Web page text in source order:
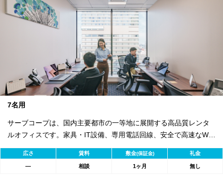
7名用
サーブコープは、国内主要都市の一等地に展開する高品質レンタ
ルオフィスです。家具・IT設備、専用電話回線、安全で高速なWi-
Fiを完備。バイリンガル秘書・受付サービス付きで即日ビジネス開
始が可能。初期費用を抑え、会議室やコワーキングスペースも利
用可能。最短1ヶ月から契約でき、柔軟な働き方に対応します。
広さ 賃料 敷金(保証金) 礼金
― 相談 1ヶ月 無し